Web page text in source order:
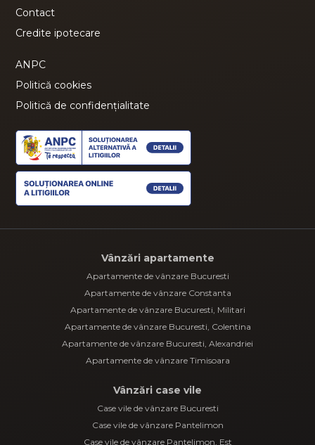
Contact
Credite ipotecare
ANPC
Politică cookies
Politică de confidențialitate
Vânzări apartamente
Apartamente de vânzare Bucuresti
Apartamente de vânzare Constanta
Apartamente de vânzare Bucuresti, Militari
Apartamente de vânzare Bucuresti, Colentina
Apartamente de vânzare Bucuresti, Alexandriei
Apartamente de vânzare Timisoara
Vânzări case vile
Case vile de vânzare Bucuresti
Case vile de vânzare Pantelimon
Case vile de vânzare Pantelimon, Est